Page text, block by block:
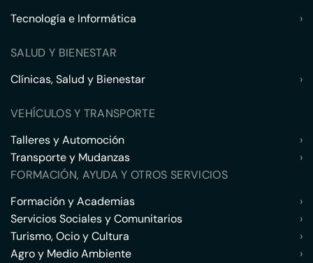
Tecnología e Informática
›
SALUD Y BIENESTAR
Clínicas, Salud y Bienestar
›
VEHÍCULOS Y TRANSPORTE
Talleres y Automoción
›
Transporte y Mudanzas
›
FORMACIÓN, AYUDA Y OTROS SERVICIOS
Formación y Academias
›
Servicios Sociales y Comunitarios
›
Turismo, Ocio y Cultura
›
Agro y Medio Ambiente
›